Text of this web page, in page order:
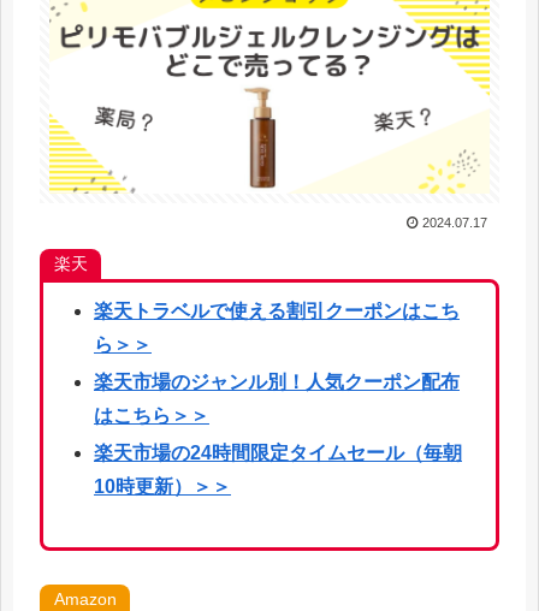
2024.07.17
楽天
楽天トラベルで使える割引クーポンはこち
ら ＞＞
楽天市場のジャンル別！人気クーポン配布
はこちら＞＞
楽天市場の24時間限定タイムセール（毎朝
10時更新）＞＞
Amazon